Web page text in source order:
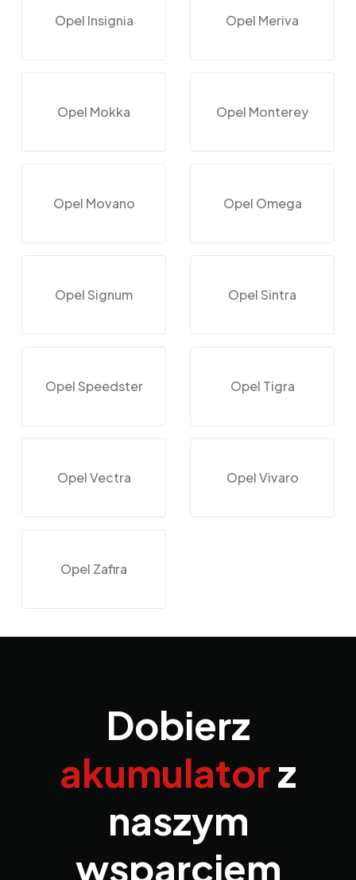
Opel Insignia Opel Meriva
Opel Mokka Opel Monterey
Opel Movano Opel Omega
Opel Signum Opel Sintra
Opel Speedster Opel Tigra
Opel Vectra Opel Vivaro
Opel Zafira
Dobierz
akumulatorz
naszym
wsparciem